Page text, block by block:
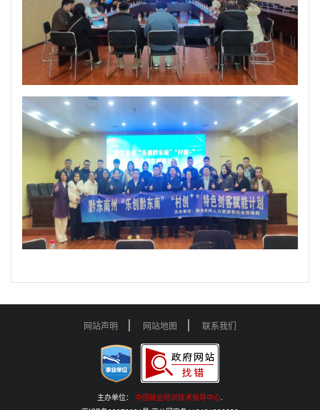
网站声明 网站地图 联系我们
主办单位： 中国就业培训技术指导中心.